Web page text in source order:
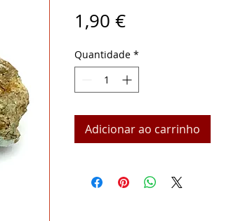
1,90 €Preço
Quantidade *
Adicionar ao carrinho